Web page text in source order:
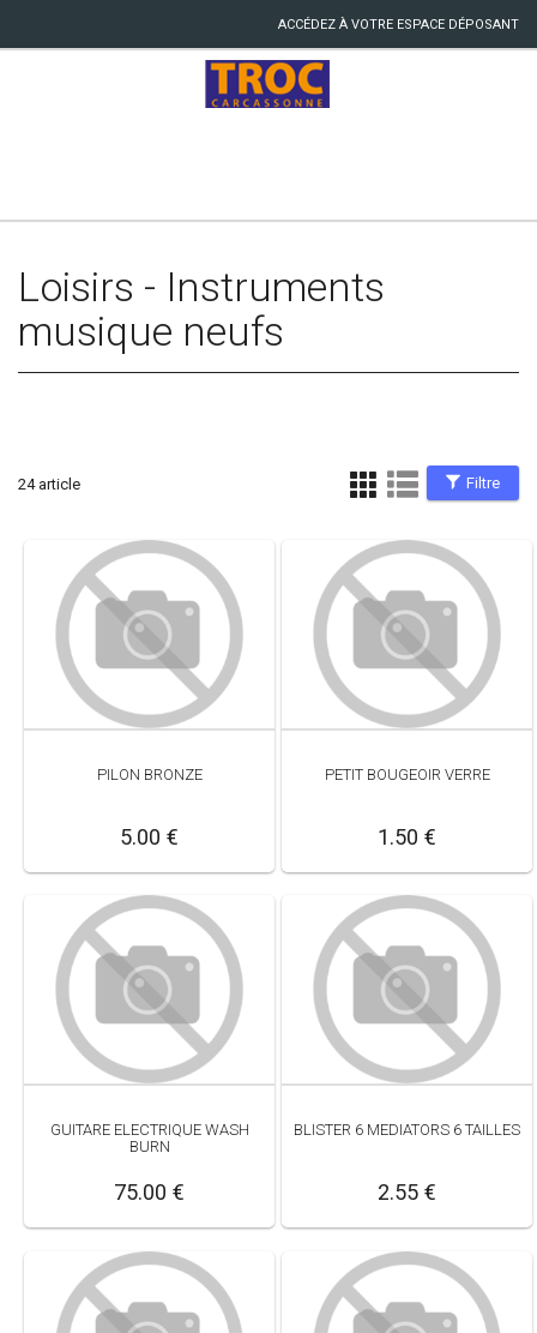
ACCÉDEZ À VOTRE ESPACE DÉPOSANT
Loisirs - Instruments
musique neufs
Filtre
24 article
PILON BRONZE
5.00 €
PETIT BOUGEOIR VERRE
1.50 €
GUITARE ELECTRIQUE WASH
BURN
75.00 €
BLISTER 6 MEDIATORS 6 TAILLES
2.55 €